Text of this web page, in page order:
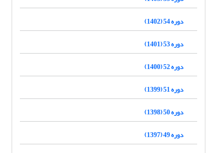
دوره 54 (1402)
دوره 53 (1401)
دوره 52 (1400)
دوره 51 (1399)
دوره 50 (1398)
دوره 49 (1397)